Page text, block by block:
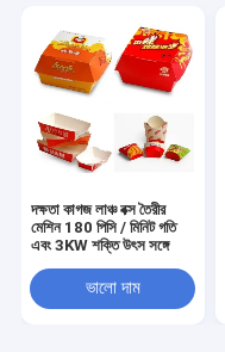
দক্ষতা কাগজ লাঞ্চ বক্স তৈরীর
মেশিন 180 পিসি / মিনিট গতি
এবং 3KW শক্তি উৎস সঙ্গে
ভালো দাম